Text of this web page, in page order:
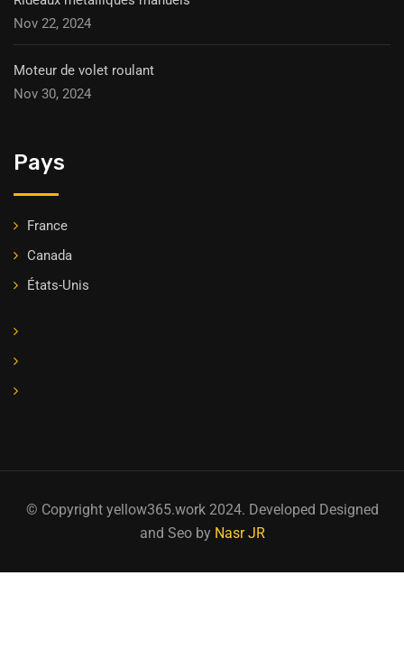
Nov 22, 2024
Moteur de volet roulant
Nov 30, 2024
Pays
France
Canada
États-Unis
© Copyright yellow365.work 2024. Developed Designed
and Seo by Nasr JR